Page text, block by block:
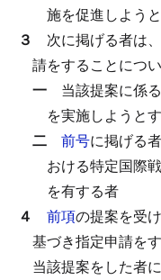
施を促進しよう
３ 次に掲げる者は
請をすることにつ
一 当該提案に係
を実施しようと
二 前号に掲げる
おける特定国際
を有する者
４ 前項の提案を受
基づき指定申請を
当該提案をした者